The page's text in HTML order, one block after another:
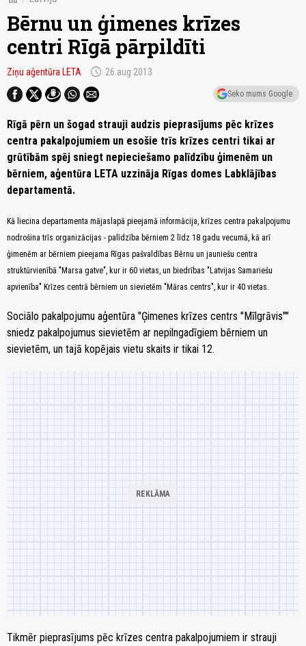
Bērnu un ģimenes krīzes
centri Rīgā pārpildīti
Ziņu aģentūra LETA schedule 26.aug 2013
Seko mums Google
Rīgā pērn un šogad strauji audzis pieprasījums pēc krīzes
centra pakalpojumiem un esošie trīs krīzes centri tikai ar
grūtībām spēj sniegt nepieciešamo palīdzību ģimenēm un
bērniem, aģentūra LETA uzzināja Rīgas domes Labklājības
departamentā.
Kā liecina departamenta mājaslapā pieejamā informācija, krīzes centra pakalpojumu
nodrošina trīs organizācijas - palīdzība bērniem 2 līdz 18 gadu vecumā, kā arī
ģimenēm ar bērniem pieejama Rīgas pašvaldības Bērnu un jauniešu centra
struktūrvienībā "Marsa gatve", kur ir 60 vietas, un biedrības "Latvijas Samariešu
apvienība" Krīzes centrā bērniem un sievietēm "Māras centrs", kur ir 40 vietas.
Sociālo pakalpojumu aģentūra "Ģimenes krīzes centrs "Mīlgrāvis""
sniedz pakalpojumus sievietēm ar nepilngadīgiem bērniem un
sievietēm, un tajā kopējais vietu skaits ir tikai 12.
Tikmēr pieprasījums pēc krīzes centra pakalpojumiem ir strauji